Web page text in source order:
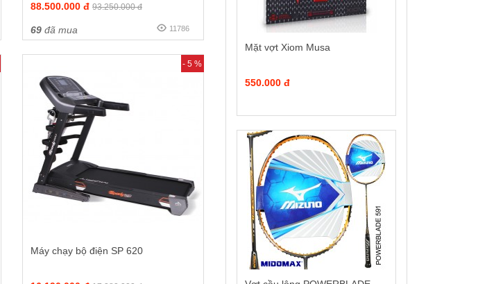
88.500.000 đ 93.250.000 đ
69đã mua 11786
- 5 %
Máy chạy bộ điện SP 620
Mặt vợt Xiom Musa
550.000 đ